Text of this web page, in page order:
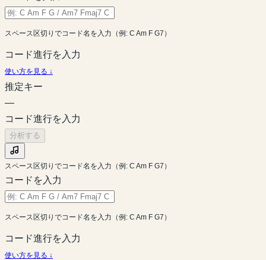
スペース区切りでコード名を入力（例: C Am F G7）
コード進行を入力
使い方を見る ↓
推定キー
—
コード進行を入力
分析する
スペース区切りでコード名を入力（例: C Am F G7）
コードを入力
スペース区切りでコード名を入力（例: C Am F G7）
コード進行を入力
使い方を見る ↓